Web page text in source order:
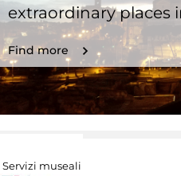
extraordinary places
Find more
Servizi museali